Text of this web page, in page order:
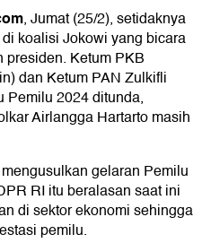
, Jumat (25/2), setidaknya
koalisi Jokowi yang bicara
Ketum PKB
dan Ketum PAN Zulkifli
Pemilu 2024 ditunda,
Airlangga Hartarto masih
gelaran Pemilu
RI itu beralasan saat ini
di sektor ekonomi sehingga
pemilu.